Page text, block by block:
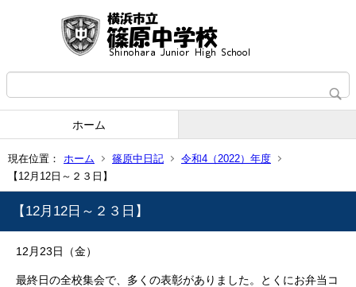
ホーム
現在位置： ホーム 篠原中日記
令和4（2022）年度
【12月12日～２３日】
【12月12日～２３日】
12月23日（金）
最終日の全校集会で、多くの表彰がありました。とくにお弁当コ